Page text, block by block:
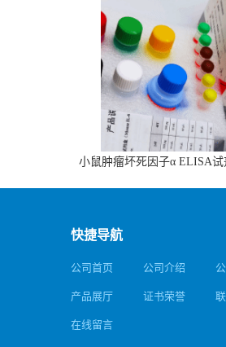
小鼠肿瘤坏死因子α ELISA试
快捷导航
公司首页 公司介绍
产品展厅 证书荣誉
在线留言